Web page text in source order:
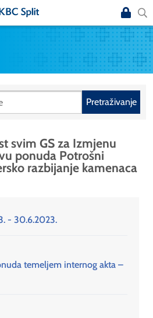
Pretraživanje
svim GS za Izmjenu
ponuda Potrošni
razbijanje kamenaca
- 30.6.2023.
temeljem internog akta –